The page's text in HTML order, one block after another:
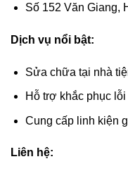
Số 152 Văn Giang,
Dịch vụ nổi bật:
Sửa chữa tại nhà
Hỗ trợ khắc phục
Cung cấp linh kiện
Liên hệ: